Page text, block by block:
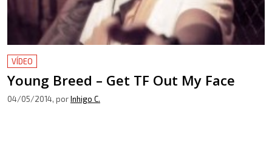
VÍDEO
Young Breed – Get TF Out My Face
04/05/2014, porInhigo C.